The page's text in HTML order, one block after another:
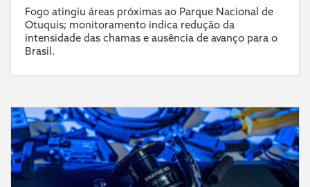
Fogo atingiu áreas próximas ao Parque Nacional de
Otuquis; monitoramento indica redução da
intensidade das chamas e ausência de avanço para o
Brasil.